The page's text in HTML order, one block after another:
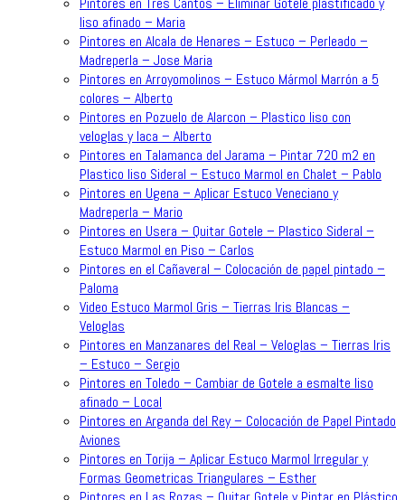
liso afinado – Maria
Pintores en Alcala de Henares – Estuco – Perleado –
Madreperla – Jose Maria
Pintores en Arroyomolinos – Estuco Mármol Marrón a 5
colores – Alberto
Pintores en Pozuelo de Alarcon – Plastico liso con
veloglas y laca – Alberto
Pintores en Talamanca del Jarama – Pintar 720 m2 en
Plastico liso Sideral – Estuco Marmol en Chalet – Pablo
Pintores en Ugena – Aplicar Estuco Veneciano y
Madreperla – Mario
Pintores en Usera – Quitar Gotele – Plastico Sideral –
Estuco Marmol en Piso – Carlos
Pintores en el Cañaveral – Colocación de papel pintado –
Paloma
Video Estuco Marmol Gris – Tierras Iris Blancas –
Veloglas
Pintores en Manzanares del Real – Veloglas – Tierras Iris
– Estuco – Sergio
Pintores en Toledo – Cambiar de Gotele a esmalte liso
afinado – Local
Pintores en Arganda del Rey – Colocación de Papel Pintado
Aviones
Pintores en Torija – Aplicar Estuco Marmol Irregular y
Formas Geometricas Triangulares – Esther